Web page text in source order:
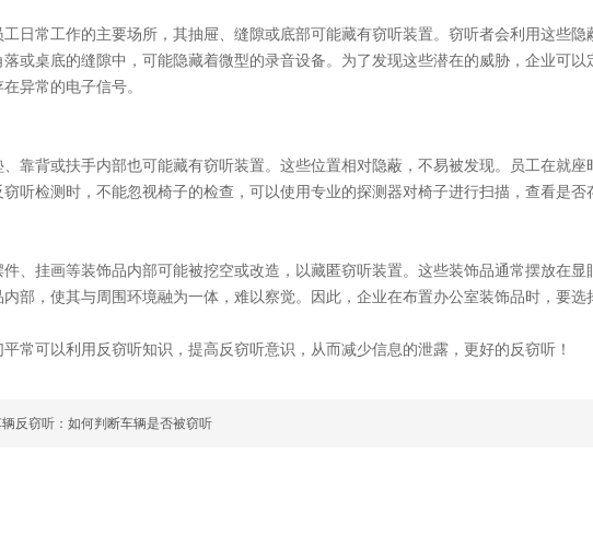
工日常工作的主要场所，其抽屉、缝隙或底部可能藏有窃听装置。窃听者会利用这些
落或桌底的缝隙中，可能隐藏着微型的录音设备。为了发现这些潜在的威胁，企业可
异常的电子信号。
、靠背或扶手内部也可能藏有窃听装置。这些位置相对隐蔽，不易被发现。员工在就
窃听检测时，不能忽视椅子的检查，可以使用专业的探测器对椅子进行扫描，查看是否
件、挂画等装饰品内部可能被挖空或改造，以藏匿窃听装置。这些装饰品通常摆放在
内部，使其与周围环境融为一体，难以察觉。因此，企业在布置办公室装饰品时，要
平常可以利用反窃听知识，提高反窃听意识，从而减少信息的泄露，更好的反窃听！
反窃听：如何判断车辆是否被窃听